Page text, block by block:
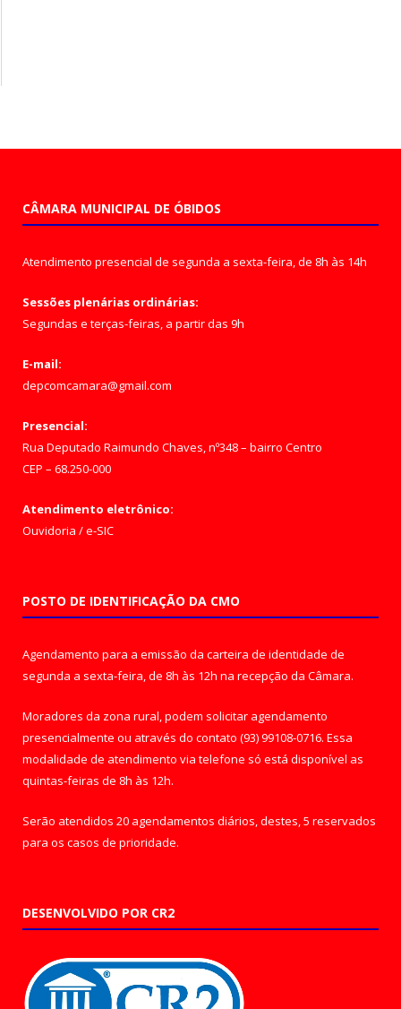
CÂMARA MUNICIPAL DE ÓBIDOS
Atendimento presencial de segunda a sexta-feira, de 8h às 14h
Sessões plenárias ordinárias:
Segundas e terças-feiras, a partir das 9h
E-mail:
depcomcamara@gmail.com
Presencial:
Rua Deputado Raimundo Chaves, nº348 – bairro Centro
CEP – 68.250-000
Atendimento eletrônico:
Ouvidoria /e-SIC
POSTO DE IDENTIFICAÇÃO DA CMO
Agendamento para a emissão da carteira de identidade de
segunda a sexta-feira, de 8h às 12h na recepção da Câmara.
Moradores da zona rural, podem solicitar agendamento
presencialmente ou através do contato (93) 99108-0716. Essa
modalidade de atendimento via telefone só está disponível as
quintas-feiras de 8h às 12h.
Serão atendidos 20 agendamentos diários, destes, 5 reservados
para os casos de prioridade.
DESENVOLVIDO POR CR2